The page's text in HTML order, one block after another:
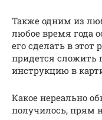
Также одним из
любое время года
его сделать в этот
придется сложить
инструкцию в
Какое нереально
получилось, прям